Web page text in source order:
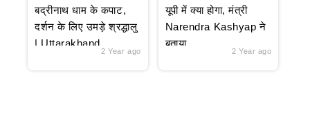
बद्रीनाथ धाम के कपाट,
दर्शन के लिए उमड़े श्रद्धालु
| Uttarakhand
2 Year ago
यूपी में क्या होगा, मंत्री
Narendra Kashyap ने
बताया
2 Year ago